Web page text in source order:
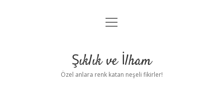
Anasayfa
Yasal Uyarı
menüyü
Şıklık ve İlham
Özel anlara renk katan neşeli fikirler!